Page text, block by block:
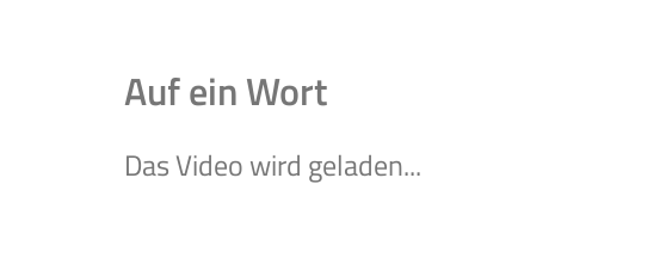
Auf ein Wort
Das Video wird geladen...